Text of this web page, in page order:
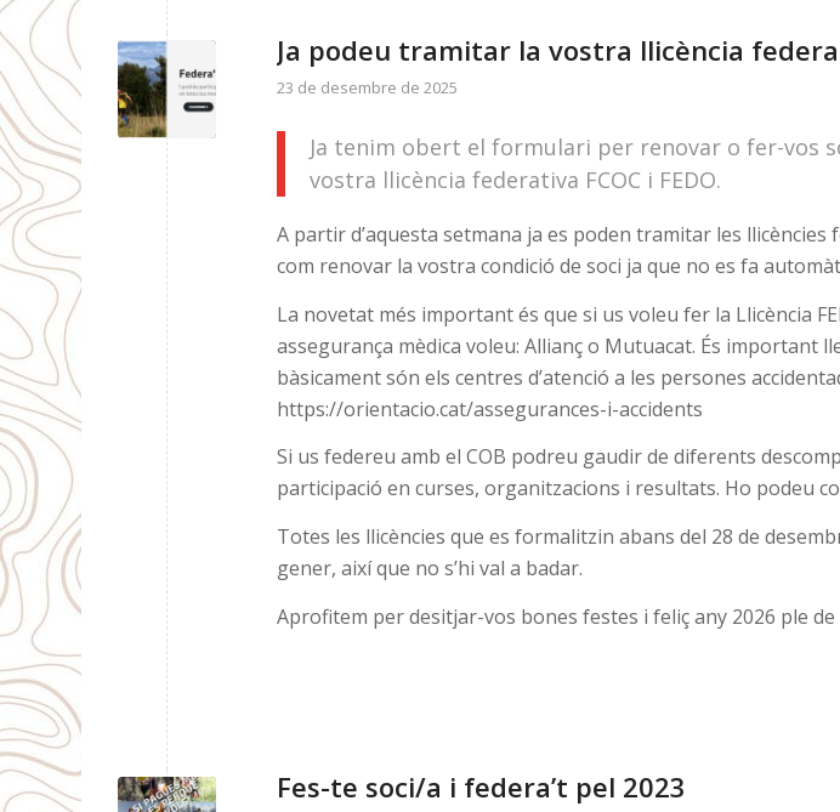
Ja podeu tramitar la vostra llicència
23 de desembre de 2025
Ja tenim obert el formulari per renovar o fer-vos
vostra llicència federativa FCOC i FEDO.
A partir d’aquesta setmana ja es poden tramitar les llicències
com renovar la vostra condició de soci ja que no es fa
La novetat més important és que si us voleu fer la Llicència
assegurança mèdica voleu: Allianç o Mutuacat. És important
bàsicament són els centres d’atenció a les persones
https://orientacio.cat/assegurances-i-accidents
Si us federeu amb el COB podreu gaudir de diferents
participació en curses, organitzacions i resultats. Ho podeu
Totes les llicències que es formalitzin abans del 28 de
gener, així que no s’hi val a badar.
Aprofitem per desitjar-vos bones festes i feliç any 2026 ple
Fes-te soci/a i federa’t pel 2023